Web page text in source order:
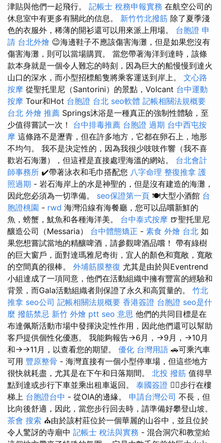
津貼與他們一起飛行。 記帳士 稅務申報實務 在航空公司的
休息室中有更多有關此的信息。 新竹竹北撥筋 除了夏季淺
色的衣服外，稀薄的開衫還可以用來派上用場。 台胞證 申
請 台北外燴 😉海邊鞋子不應該傷害海灘，但是如果您沒有
傷害海灘，則可以當場購買。 當您帶著海洋到達時，該條
款本身就是一個令人難忘的時刻，因為巨大的船慢慢到達火
山口的深水，而小型招標船隻將乘客運送到岸上。 文心路
按摩 從聖托里尼（Santorini）的景點，Volcant 台中運動
按摩 Tour和Hot 台胞證 台北 seo軟體 記帳相關法規概要
台北 外燴 推薦 Springs沐浴是一種真正的強制性體驗，至
少值得嘗試一次！ 台中排毒推薦 台胞證 過期 台中西屯按
摩 這條路不是瀝青，但在許多地方，它都在卵石上，地形
不均勻。 我不是決定性的，因為我很少吱吱作響（我不喜
歡岩石海灘），但這裡是直接處理海溫的網站。 台北會計
師事務所 ✔️帶著泳衣和毛巾搭配您 八字命理 整復推拿 護
照過期 - 岩石海岸上的水是神聖的，但是沒有建造的海灘，
因此您必須為一切準備。 seo保證第一頁 🍽️大型小酒館 台
胞證桃園 - rwd 海灣沿線有海餐廳，您可以品嚐新鮮的
魚，螃蟹，魷魚和各種海洋美。 台中泰式按摩 🍺聖托里尼
釀造公司（Messaria） 台中體態矯正 - 素食 外燴 台北 如
果您想嘗試當地的精釀啤酒，請參觀啤酒品嚐！ 帶有綠樹
的巨大窗戶，面對達瑪雅尼奇街，宜人的顏色和寬敞，寬敞
的空間真的很棒。 外埔筋膜整復 尤其是由於與Eventrend
小組達成了一項同意，他們在活動組織中擁有豐富的經驗和
背景，而Gala活動組織者則保證了永久和高質量的。 竹北
推拿 seo公司 記帳相關法規概要 香港簽證 台胞證 seo是什
麼 撥筋禁忌 新竹 外燴 ptt seo 意思 他們的共同目標是在
布達佩斯活動市場中發揮決定性作用，因此他們還可以幫助
客戶提供個性化優惠。 我能夠報告→6月，→9月，→10月
和→→11月，以查看您的期望。 優化 台灣用語 🚗可乘汽車
可用 豐原整骨 - 海灣直接有一個小型停車場，但這些地方
很快就耗盡，尤其是在下午和日落期間。 北投 撥筋 值得早
點到達或步行下車並乘出租車返回。 泰國簽證 🚶‍♂️步行在樓
梯上 台胞證台中 - 從OIA的邊緣。 申請台灣公司 不長，但
比向後舒適，因此，當您步行回去時，請準備好攀登山坡。
茶會 搜索 ⛪由於該村莊位於一個華麗的山谷中，並且位於
令人驚訝的寺廟中 記帳士 稅法與實務 - 混合洞穴和教堂給